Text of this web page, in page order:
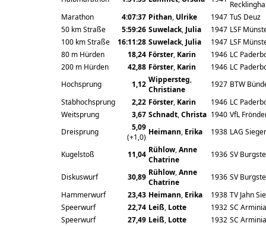
Marathon
4:07:37 Pithan, Ulrike 1947 TuS Deuz
50 km Straße
5:59:26 Suwelack, Julia 1947 LSF
100 km Straße
16:11:28 Suwelack, Julia 1947 LSF
80 m Hürden
18,24 Förster, Karin 1946 LC
200 m Hürden
42,88 Förster, Karin 1946 LC
Hochsprung
1,12 Wippersteg,
Christiane
1927 BTW
Stabhochsprung
2,22 Förster, Karin 1946 LC
Weitsprung
3,67 Schnadt,Christa 1940 VfL
Dreisprung
5,09
(+1,0)
Heimann, Erika 1938 LAG
Kugelstoß 11,04 Rühlow,Anne
Chatrine
1936 SV
Diskuswurf 30,89 Rühlow,Anne
Chatrine
1936 SV
Hammerwurf
23,43 Heimann, Erika 1938 TV Jahn
Speerwurf
22,74 Leiß, Lotte 1932 SC
Speerwurf
27,49 Leiß, Lotte 1932 SC